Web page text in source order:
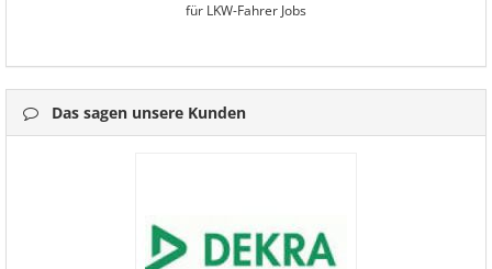
für LKW-Fahrer Jobs
Das sagen unsere Kunden